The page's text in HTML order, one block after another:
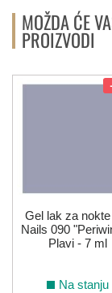
MOŽDA ĆE
PROIZVODI
Gel lak za
Nails 090
Plavi - 7 ml
Na stanju